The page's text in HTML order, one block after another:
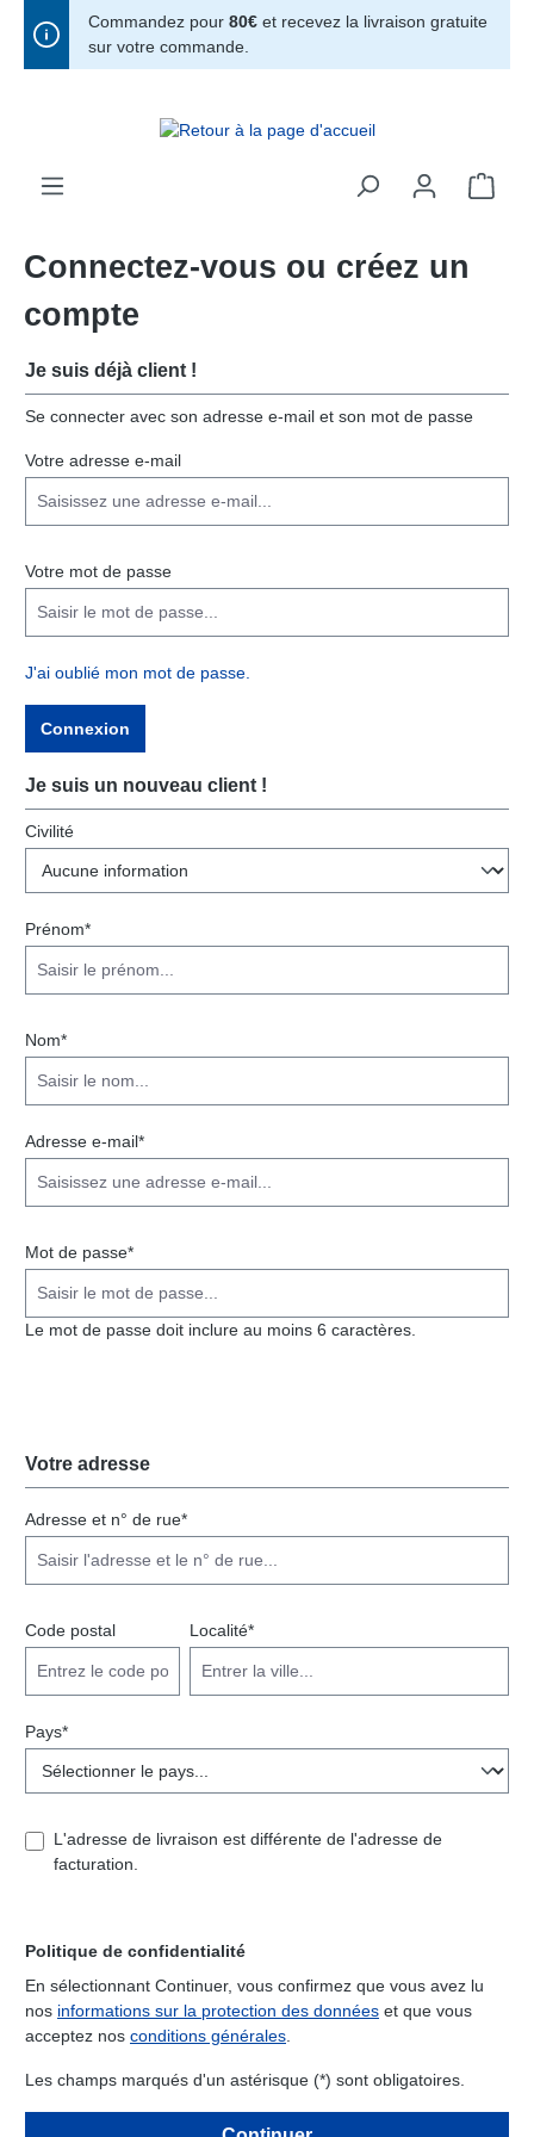
principalCommandez pour 80€ et recevez la livraison gratuite
sur votre commande.
Connectez-vous ou créez un
compte
Je suis déjà client !
Se connecter avec son adresse e-mail et son mot de passe
Votre adresse e-mail
Votre mot de passe
J'ai oublié mon mot de passe.
Connexion
Je suis un nouveau client !
Informations personnelles
Civilité
Prénom*
Nom*
Adresse e-mail*
Mot de passe*
Le mot de passe doit inclure au moins 6 caractères.
Votre adresse
Adresse et n° de rue*
Code postal Localité*
Pays*
L'adresse de livraison est différente de l'adresse de
facturation.
Politique de confidentialité
En sélectionnant Continuer, vous confirmez que vous avez lu
nos informations sur la protection des données et que vous
acceptez nos conditions générales
Les champs marqués d'un astérisque (*) sont obligatoires.